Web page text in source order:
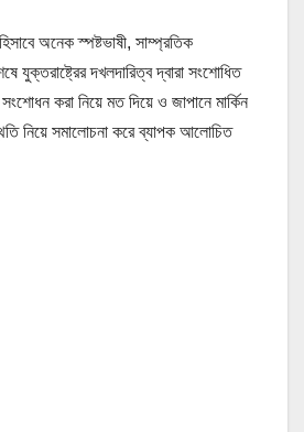
অনেক স্পষ্টভাষী, সাম্প্রতিক
যুক্তরাষ্ট্রের দখলদারিত্ব দ্বারা সংশোধিত
করা নিয়ে মত দিয়ে ও জাপানে মার্কিন
নিয়ে সমালোচনা করে ব্যাপক আলোচিত